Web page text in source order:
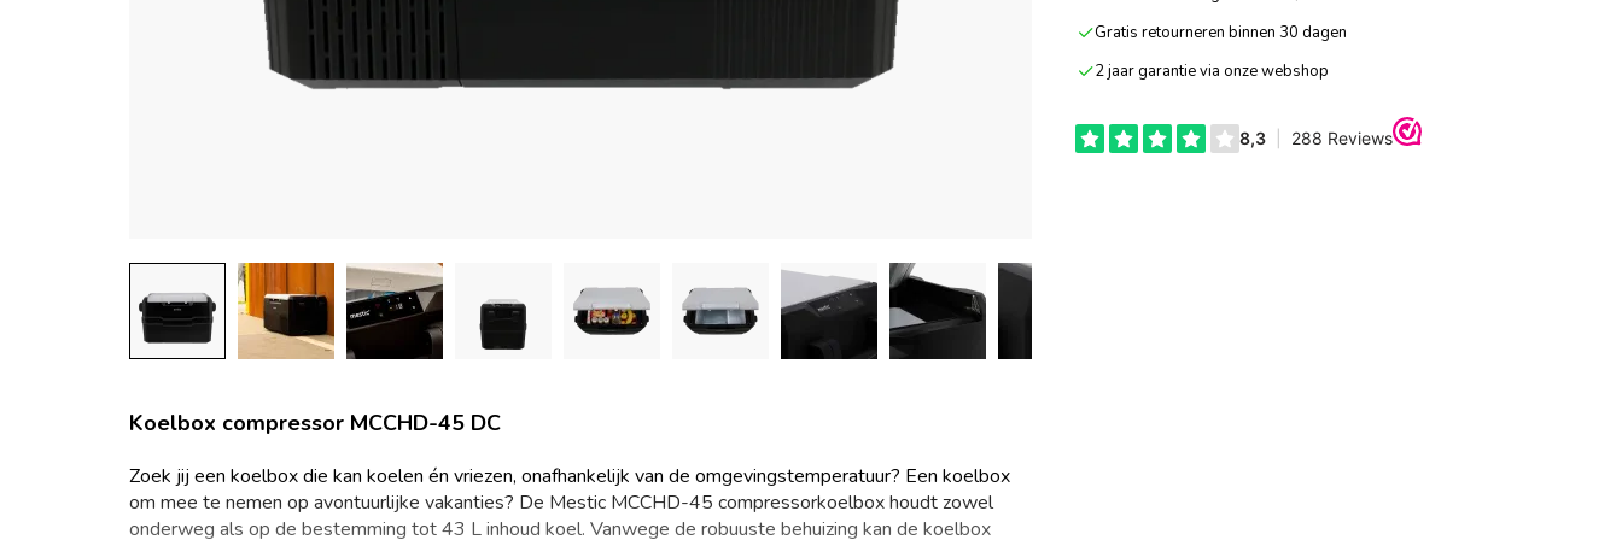
Koelbox compressor MCCHD-45 DC
Zoek jij een koelbox die kan koelen én vriezen, onafhankelijk van de omgevingstemperatuur? Een koelbox
om mee te nemen op avontuurlijke vakanties? De Mestic MCCHD-45 compressorkoelbox houdt zowel
onderweg als op de bestemming tot 43 L inhoud koel. Vanwege de robuuste behuizing kan de koelbox
Gratis retourneren binnen 30 dagen
2 jaar garantie via onze webshop